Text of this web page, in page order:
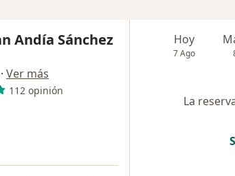
Andía Sánchez
· Ver más
112 opinión
Hoy
7 Ago
La